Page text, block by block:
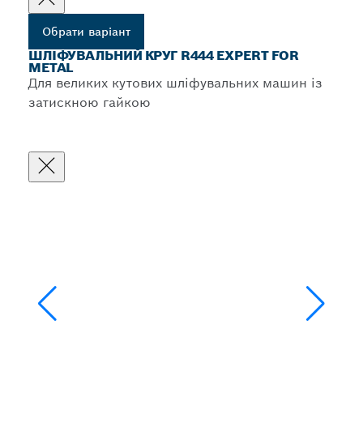
Обрати варіант
ШЛІФУВАЛЬНИЙ КРУГ R444 EXPERT FOR
METAL
Для великих кутових шліфувальних машин із
затискною гайкою